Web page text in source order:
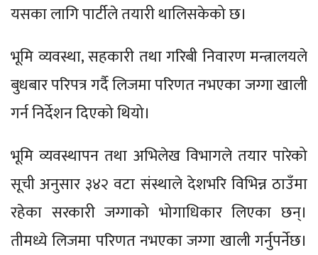
यसका लागि पार्टीले तयारी थालिसकेको छ।
भूमि व्यवस्था, सहकारी तथा गरिबी निवारण मन्त्रालयले
बुधबार परिपत्र गर्दै लिजमा परिणत नभएका जग्गा खाली
गर्न निर्देशन दिएको थियो।
भूमि व्यवस्थापन तथा अभिलेख विभागले तयार पारेको
सूची अनुसार ३४२ वटा संस्थाले देशभरि विभिन्न ठाउँमा
रहेका सरकारी जग्गाको भोगाधिकार लिएका छन्।
तीमध्ये लिजमा परिणत नभएका जग्गा खाली गर्नुपर्नेछ।